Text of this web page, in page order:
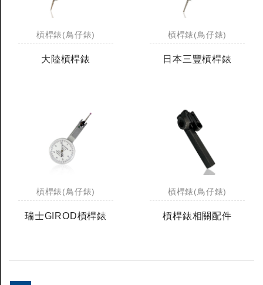
槓桿錶(鳥仔錶)
大陸槓桿錶
槓桿錶(鳥仔錶)
日本三豐槓桿錶
槓桿錶(鳥仔錶)
瑞士GIROD槓桿錶
槓桿錶(鳥仔錶)
槓桿錶相關配件